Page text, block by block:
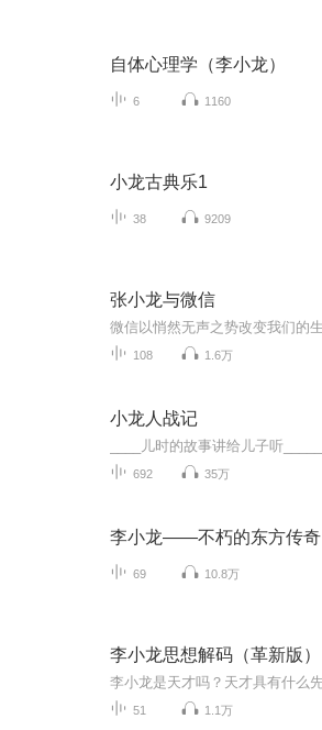
自体心理学（李小龙）
6 1160
小龙古典乐1
38 9209
张小龙与微信
108 1.6万
小龙人战记
692 35万
李小龙——不朽的东方传奇
69 10.8万
李小龙思想解码（革新版）
51 1.1万